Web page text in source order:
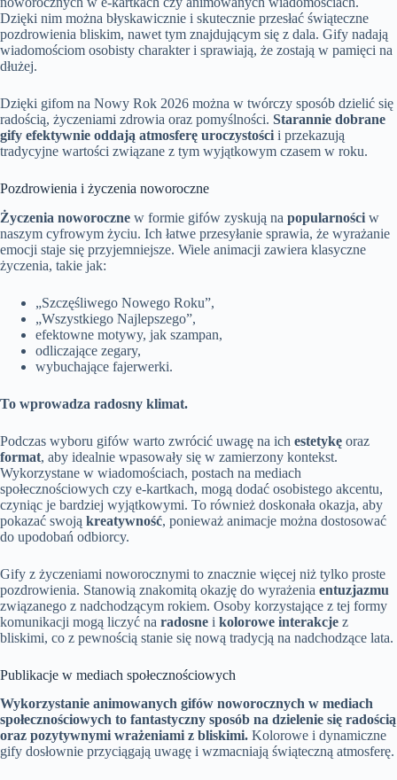
Dzięki nim można błyskawicznie i skutecznie przesłać świąteczne
pozdrowienia bliskim, nawet tym znajdującym się z dala. Gify nadają
wiadomościom osobisty charakter i sprawiają, że zostają w pamięci na
dłużej.
Dzięki gifom na Nowy Rok 2026 można w twórczy sposób dzielić się
radością, życzeniami zdrowia oraz pomyślności. Starannie dobrane
gify efektywnie oddają atmosferę uroczystości i przekazują
tradycyjne wartości związane z tym wyjątkowym czasem w roku.
Pozdrowienia i życzenia noworoczne
Życzenia noworoczne w formie gifów zyskują na popularności w
naszym cyfrowym życiu. Ich łatwe przesyłanie sprawia, że wyrażanie
emocji staje się przyjemniejsze. Wiele animacji zawiera klasyczne
życzenia, takie jak:
„Szczęśliwego Nowego Roku”,
„Wszystkiego Najlepszego”,
efektowne motywy, jak szampan,
odliczające zegary,
wybuchające fajerwerki.
To wprowadza radosny klimat.
Podczas wyboru gifów warto zwrócić uwagę na ich estetykę oraz
format, aby idealnie wpasowały się w zamierzony kontekst.
Wykorzystane w wiadomościach, postach na mediach
społecznościowych czy e-kartkach, mogą dodać osobistego akcentu,
czyniąc je bardziej wyjątkowymi. To również doskonała okazja, aby
pokazać swoją kreatywność, ponieważ animacje można dostosować
do upodobań odbiorcy.
Gify z życzeniami noworocznymi to znacznie więcej niż tylko proste
pozdrowienia. Stanowią znakomitą okazję do wyrażenia entuzjazmu
związanego z nadchodzącym rokiem. Osoby korzystające z tej formy
komunikacji mogą liczyć na radosne i kolorowe interakcje z
bliskimi, co z pewnością stanie się nową tradycją na nadchodzące lata.
Publikacje w mediach społecznościowych
Wykorzystanie animowanych gifów noworocznych w mediach
społecznościowych to fantastyczny sposób na dzielenie się radością
oraz pozytywnymi wrażeniami z bliskimi. Kolorowe i dynamiczne
gify dosłownie przyciągają uwagę i wzmacniają świąteczną atmosferę.